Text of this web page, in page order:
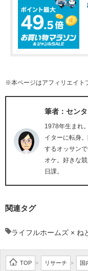
※本ページはアフィリエイト
筆者：セン
1978年生まれ
イターに転身
するオッサン
オケ。好きな
日課。
関連タグ
ライフルホームズ × ね
TOP > リサーチ > 国